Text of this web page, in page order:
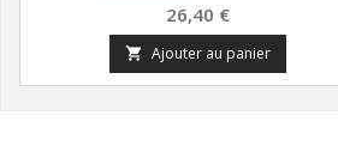
Prix
26,40 €
 Ajouter au panier